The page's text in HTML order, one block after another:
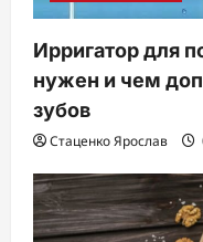
Ирригатор для
нужен и чем
зубов
Стаценко Ярослав